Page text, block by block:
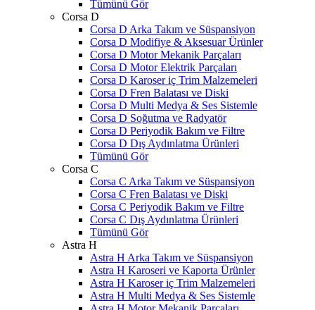
Tümünü Gör
Corsa D
Corsa D Arka Takım ve Süspansiyon
Corsa D Modifiye & Aksesuar Ürünler
Corsa D Motor Mekanik Parçaları
Corsa D Motor Elektrik Parçaları
Corsa D Karoser iç Trim Malzemeleri
Corsa D Fren Balatası ve Diski
Corsa D Multi Medya & Ses Sistemle
Corsa D Soğutma ve Radyatör
Corsa D Periyodik Bakım ve Filtre
Corsa D Dış Aydınlatma Ürünleri
Tümünü Gör
Corsa C
Corsa C Arka Takım ve Süspansiyon
Corsa C Fren Balatası ve Diski
Corsa C Periyodik Bakım ve Filtre
Corsa C Dış Aydınlatma Ürünleri
Tümünü Gör
Astra H
Astra H Arka Takım ve Süspansiyon
Astra H Karoseri ve Kaporta Ürünler
Astra H Karoser iç Trim Malzemeleri
Astra H Multi Medya & Ses Sistemle